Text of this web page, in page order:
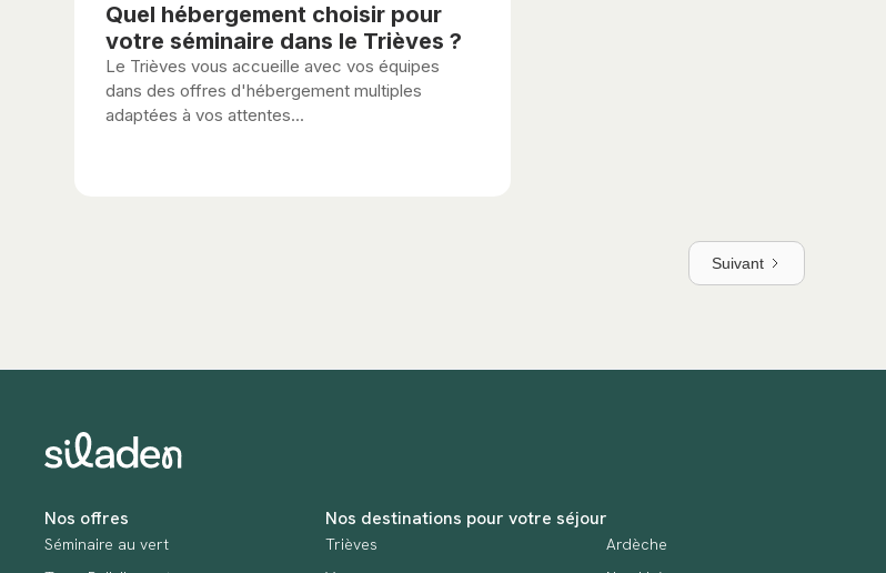
Quel hébergement choisir pour
votre séminaire dans le Trièves ?
Le Trièves vous accueille avec vos équipes
dans des offres d'hébergement multiples
adaptées à vos attentes...
Suivant
Nos offres
Séminaire au vert
Nos destinations pour votre séjour
Trièves
Ardèche